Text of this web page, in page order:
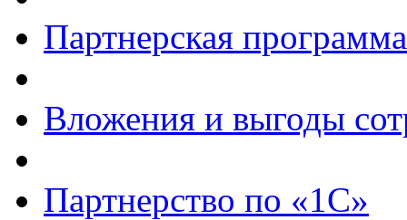
Партнерская программа
Вложения и выгоды
Партнерство по «1С»